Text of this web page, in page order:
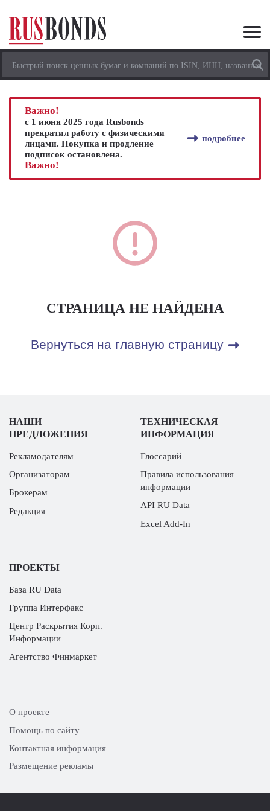
Важно!
с 1 июня 2025 года Rusbonds
прекратил работу с физическими
лицами. Покупка и продление
подписок остановлена.
подробнее
Важно!
СТРАНИЦА НЕ НАЙДЕНА
Вернуться на главную страницу
НАШИ
ПРЕДЛОЖЕНИЯ
Рекламодателям
Организаторам
Брокерам
Редакция
ТЕХНИЧЕСКАЯ
ИНФОРМАЦИЯ
Глоссарий
Правила использования
информации
API RU Data
Excel Add-In
ПРОЕКТЫ
База RU Data
Группа Интерфакс
Центр Раскрытия Корп.
Информации
Агентство Финмаркет
О проекте
Помощь по сайту
Контактная информация
Размещение рекламы